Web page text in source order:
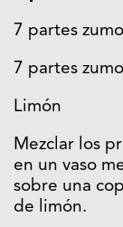
7 partes
7 partes
Limón
Mezclar los
en un vaso
sobre una
de limón.